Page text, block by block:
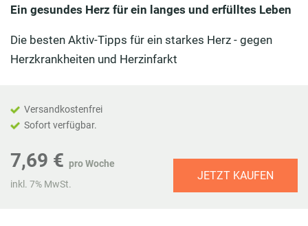
Ein gesundes Herz für ein langes und erfülltes Leben
Die besten Aktiv-Tipps für ein starkes Herz - gegen
Herzkrankheiten und Herzinfarkt
Versandkostenfrei
Sofort verfügbar.
7,69 € pro Woche
inkl. 7% MwSt.
JETZT KAUFEN